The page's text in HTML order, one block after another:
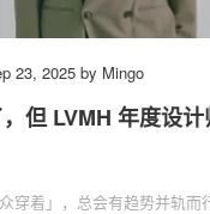
23, 2025 by Mingo
但 LVMH 年度设
穿着」，总会有趋势并轨而